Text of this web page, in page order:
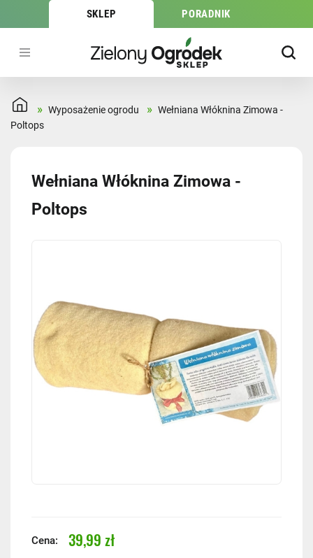
SKLEP PORADNIK
» Wyposażenie ogrodu » Wełniana Włóknina Zimowa -
Poltops
Wełniana Włóknina Zimowa -
Poltops
Cena: 39,99 zł